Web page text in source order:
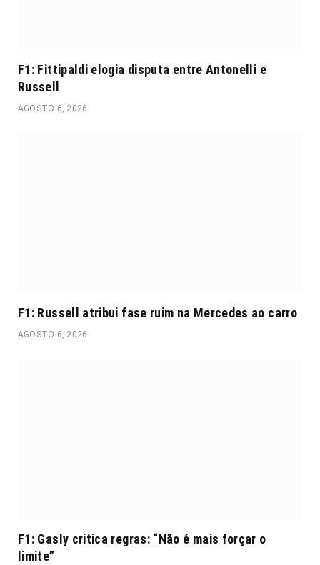
F1: Fittipaldi elogia disputa entre Antonelli e
Russell
AGOSTO 6, 2026
F1: Russell atribui fase ruim na Mercedes ao carro
AGOSTO 6, 2026
F1: Gasly critica regras: “Não é mais forçar o
limite”